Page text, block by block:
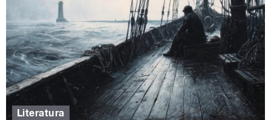
Literatura